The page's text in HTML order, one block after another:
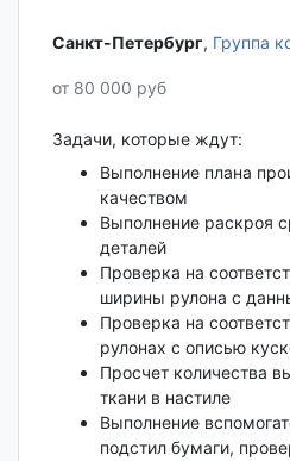
Санкт-Петербург‎, Группа
от 80 000 руб
Задачи, которые ждут:
Выполнение плана
качеством
Выполнение раскроя
деталей
Проверка на
ширины рулона с
Проверка на
рулонах с описью
Просчет количества
ткани в настиле
Выполнение
подстил бумаги,